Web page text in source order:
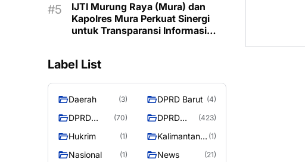
IJTI Murung Raya (Mura) dan
Kapolres Mura Perkuat Sinergi
untuk Transparansi Informasi
Label List
Daerah (3) DPRD Barut (4)
DPRD
Raya
(70)
DPRD
RAYA
(423)
Hukrim (1)
Kalimantan
(1)
Nasional (1) News (21)